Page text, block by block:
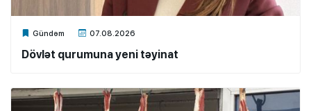
Gündəm 07.08.2026
Xalq.Online
Dövlət qurumuna yeni təyinat